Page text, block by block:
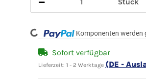
Stück
Loading... Komponenten werden
Sofort verfügbar
Lieferzeit: 1 - 2 Werktage (DE -